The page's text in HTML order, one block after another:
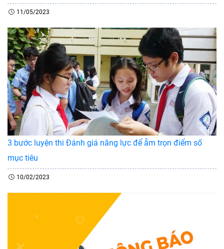
11/05/2023
3 bước luyện thi Đánh giá năng lực để ẵm trọn điểm số
mục tiêu
10/02/2023